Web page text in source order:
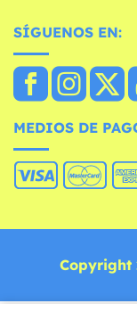
SÍGUENOS EN:
MEDIOS DE
Copyright